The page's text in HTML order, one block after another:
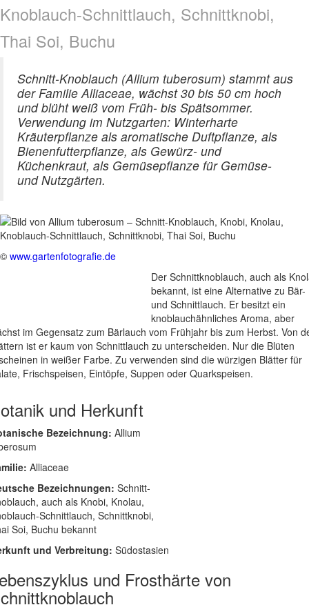
Knoblauch-Schnittlauch, Schnittknobi,
Thai Soi, Buchu
Schnitt-Knoblauch (Allium tuberosum) stammt aus
der Familie Alliaceae, wächst 30 bis 50 cm hoch
und blüht weiß vom Früh- bis Spätsommer.
Verwendung im Nutzgarten: Winterharte
Kräuterpflanze als aromatische Duftpflanze, als
Bienenfutterpflanze, als Gewürz- und
Küchenkraut, als Gemüsepflanze für Gemüse-
und Nutzgärten.
© www.gartenfotografie.de
Der Schnittknoblauch, auch als
bekannt, ist eine Alternative zu Bär-
und Schnittlauch. Er besitzt ein
knoblauchähnliches Aroma, aber
im Gegensatz zum Bärlauch vom Frühjahr bis zum Herbst. Von
ist er kaum von Schnittlauch zu unterscheiden. Nur die Blüten
in weißer Farbe. Zu verwenden sind die würzigen Blätter für
Frischspeisen, Eintöpfe, Suppen oder Quarkspeisen.
und Herkunft
Bezeichnung: Allium
Alliaceae
Bezeichnungen: Schnitt-
auch als Knobi, Knolau,
Schnittlauch, Schnittknobi,
Soi, Buchu bekannt
und Verbreitung: Südostasien
und Frosthärte von